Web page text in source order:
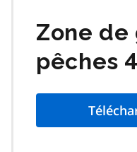
Zone de
pêches 4